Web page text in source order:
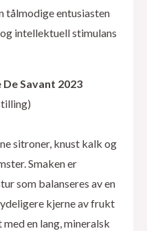
tålmodige entusiasten
intellektuell stimulans
De Savant 2023
sitroner, knust kalk og
Smaken er
som balanseres av en
kjerne av frukt
en lang, mineralsk